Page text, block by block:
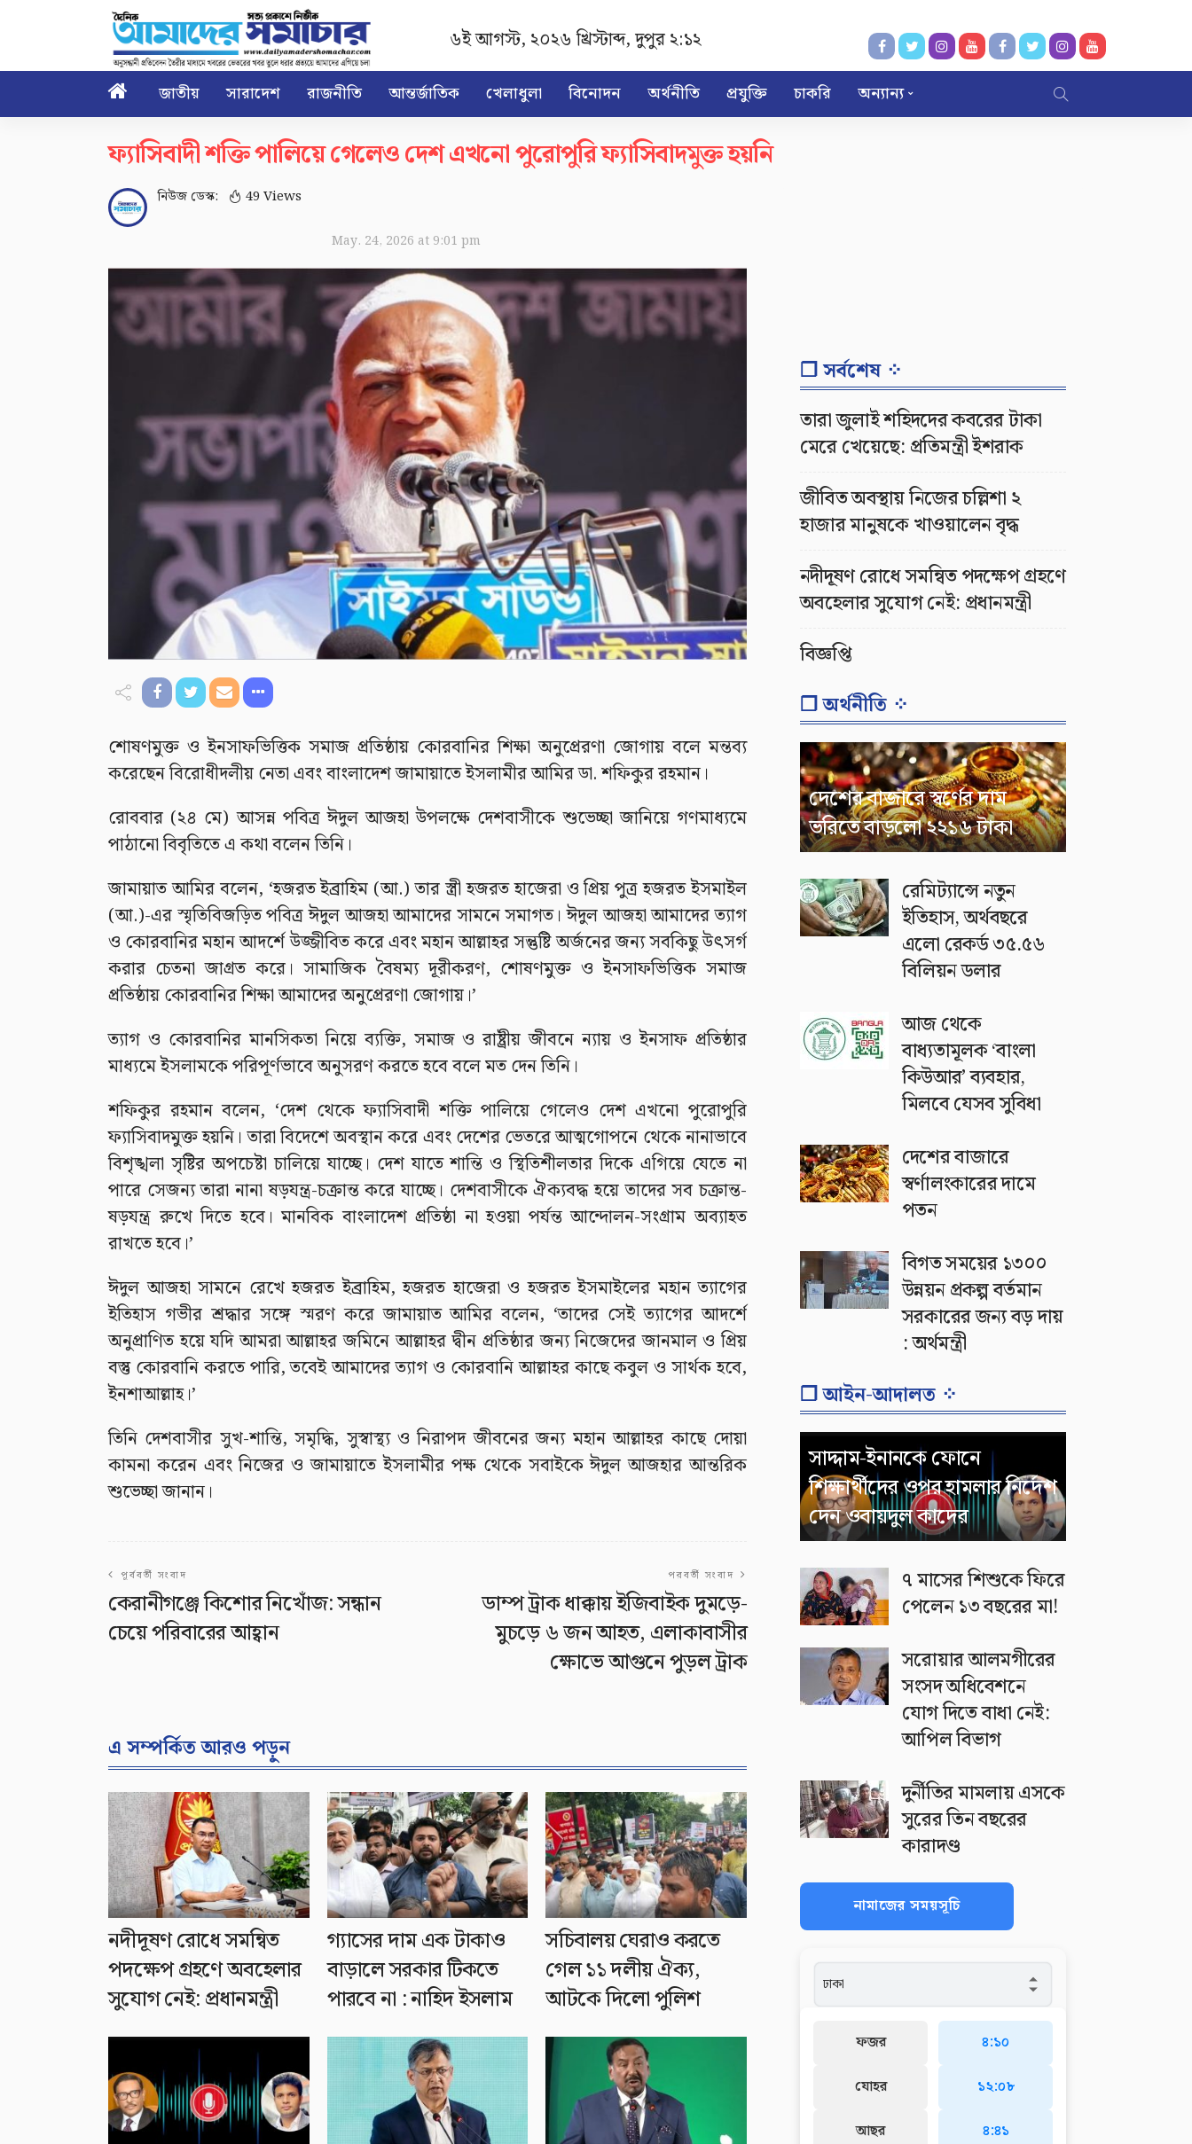
৬ই আগস্ট, ২০২৬ খ্রিস্টাব্দ,দুপুর ২:১২
 জাতীয় সারাদেশ রাজনীতি আন্তর্জাতিক খেলাধুলা বিনোদন অর্থনীতি প্রযুক্তি চাকরি অন্যান্য
ফ্যাসিবাদী শক্তি পালিয়ে গেলেও দেশ এখনো পুরোপুরি ফ্যাসিবাদমুক্ত হয়নি
নিউজ ডেস্ক: 49 Views
May. 24, 2026 at 9:01 pm
শোষণমুক্ত ও ইনসাফভিত্তিক সমাজ প্রতিষ্ঠায় কোরবানির শিক্ষা অনুপ্রেরণা জোগায় বলে মন্তব্য
করেছেন বিরোধীদলীয় নেতা এবং বাংলাদেশ জামায়াতে ইসলামীর আমির ডা. শফিকুর রহমান।
রোববার (২৪ মে) আসন্ন পবিত্র ঈদুল আজহা উপলক্ষে দেশবাসীকে শুভেচ্ছা জানিয়ে গণমাধ্যমে
পাঠানো বিবৃতিতে এ কথা বলেন তিনি।
জামায়াত আমির বলেন, ‘হজরত ইব্রাহিম (আ.) তার স্ত্রী হজরত হাজেরা ও প্রিয় পুত্র হজরত ইসমাইল
(আ.)-এর স্মৃতিবিজড়িত পবিত্র ঈদুল আজহা আমাদের সামনে সমাগত। ঈদুল আজহা আমাদের ত্যাগ
ও কোরবানির মহান আদর্শে উজ্জীবিত করে এবং মহান আল্লাহর সন্তুষ্টি অর্জনের জন্য সবকিছু উৎসর্গ
করার চেতনা জাগ্রত করে। সামাজিক বৈষম্য দূরীকরণ, শোষণমুক্ত ও ইনসাফভিত্তিক সমাজ
প্রতিষ্ঠায় কোরবানির শিক্ষা আমাদের অনুপ্রেরণা জোগায়।’
ত্যাগ ও কোরবানির মানসিকতা নিয়ে ব্যক্তি, সমাজ ও রাষ্ট্রীয় জীবনে ন্যায় ও ইনসাফ প্রতিষ্ঠার
মাধ্যমে ইসলামকে পরিপূর্ণভাবে অনুসরণ করতে হবে বলে মত দেন তিনি।
শফিকুর রহমান বলেন, ‘দেশ থেকে ফ্যাসিবাদী শক্তি পালিয়ে গেলেও দেশ এখনো পুরোপুরি
ফ্যাসিবাদমুক্ত হয়নি। তারা বিদেশে অবস্থান করে এবং দেশের ভেতরে আত্মগোপনে থেকে নানাভাবে
বিশৃঙ্খলা সৃষ্টির অপচেষ্টা চালিয়ে যাচ্ছে। দেশ যাতে শান্তি ও স্থিতিশীলতার দিকে এগিয়ে যেতে না
পারে সেজন্য তারা নানা ষড়যন্ত্র-চক্রান্ত করে যাচ্ছে। দেশবাসীকে ঐক্যবদ্ধ হয়ে তাদের সব চক্রান্ত-
ষড়যন্ত্র রুখে দিতে হবে। মানবিক বাংলাদেশ প্রতিষ্ঠা না হওয়া পর্যন্ত আন্দোলন-সংগ্রাম অব্যাহত
রাখতে হবে।’
ঈদুল আজহা সামনে রেখে হজরত ইব্রাহিম, হজরত হাজেরা ও হজরত ইসমাইলের মহান ত্যাগের
ইতিহাস গভীর শ্রদ্ধার সঙ্গে স্মরণ করে জামায়াত আমির বলেন, ‘তাদের সেই ত্যাগের আদর্শে
অনুপ্রাণিত হয়ে যদি আমরা আল্লাহর জমিনে আল্লাহর দ্বীন প্রতিষ্ঠার জন্য নিজেদের জানমাল ও প্রিয়
বস্তু কোরবানি করতে পারি, তবেই আমাদের ত্যাগ ও কোরবানি আল্লাহর কাছে কবুল ও সার্থক হবে,
ইনশাআল্লাহ।’
তিনি দেশবাসীর সুখ-শান্তি, সমৃদ্ধি, সুস্বাস্থ্য ও নিরাপদ জীবনের জন্য মহান আল্লাহর কাছে দোয়া
কামনা করেন এবং নিজের ও জামায়াতে ইসলামীর পক্ষ থেকে সবাইকে ঈদুল আজহার আন্তরিক
শুভেচ্ছা জানান।
পূর্ববর্তী সংবাদ
কেরানীগঞ্জে কিশোর নিখোঁজ: সন্ধান
চেয়ে পরিবারের আহ্বান
পরবর্তী সংবাদ
ডাম্প ট্রাক ধাক্কায় ইজিবাইক দুমড়ে-
মুচড়ে ৬ জন আহত, এলাকাবাসীর
ক্ষোভে আগুনে পুড়ল ট্রাক
এ সম্পর্কিত আরও পড়ুন
নদীদূষণ রোধে সমন্বিত
পদক্ষেপ গ্রহণে অবহেলার
সুযোগ নেই: প্রধানমন্ত্রী
গ্যাসের দাম এক টাকাও
বাড়ালে সরকার টিকতে
পারবে না : নাহিদ ইসলাম
সচিবালয় ঘেরাও করতে
গেল ১১ দলীয় ঐক্য,
আটকে দিলো পুলিশ
❐ সর্বশেষ ⁘
তারা জুলাই শহিদদের কবরের টাকা
মেরে খেয়েছে: প্রতিমন্ত্রী ইশরাক
জীবিত অবস্থায় নিজের চল্লিশা ২
হাজার মানুষকে খাওয়ালেন বৃদ্ধ
নদীদূষণ রোধে সমন্বিত পদক্ষেপ গ্রহণে
অবহেলার সুযোগ নেই: প্রধানমন্ত্রী
বিজ্ঞপ্তি
❐ অর্থনীতি ⁘
দেশের বাজারে স্বর্ণের দাম
ভরিতে বাড়লো ২২১৬ টাকা
রেমিট্যান্সে নতুন
ইতিহাস, অর্থবছরে
এলো রেকর্ড ৩৫.৫৬
বিলিয়ন ডলার
আজ থেকে
বাধ্যতামূলক ‘বাংলা
কিউআর’ ব্যবহার,
মিলবে যেসব সুবিধা
দেশের বাজারে
স্বর্ণালংকারের দামে
পতন
বিগত সময়ের ১৩০০
উন্নয়ন প্রকল্প বর্তমান
সরকারের জন্য বড় দায়
: অর্থমন্ত্রী
❐ আইন-আদালত ⁘
সাদ্দাম-ইনানকে ফোনে
শিক্ষার্থীদের ওপর হামলার নির্দেশ
দেন ওবায়দুল কাদের
৭ মাসের শিশুকে ফিরে
পেলেন ১৩ বছরের মা!
সরোয়ার আলমগীরের
সংসদ অধিবেশনে
যোগ দিতে বাধা নেই:
আপিল বিভাগ
দুর্নীতির মামলায় এসকে
সুরের তিন বছরের
কারাদণ্ড
নামাজের সময়সূচি
ফজর
যোহর
আছর
৪:১০
১২:০৮
৪:৪১